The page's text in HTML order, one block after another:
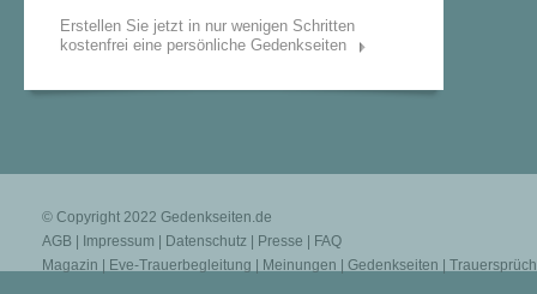
Erstellen Sie jetzt in nur wenigen Schritten
kostenfrei eine persönliche Gedenkseiten
© Copyright 2022 Gedenkseiten.de
AGB
Impressum Datenschutz Presse
FAQ
Magazin
Eve-Trauerbegleitung Meinungen Gedenkseiten